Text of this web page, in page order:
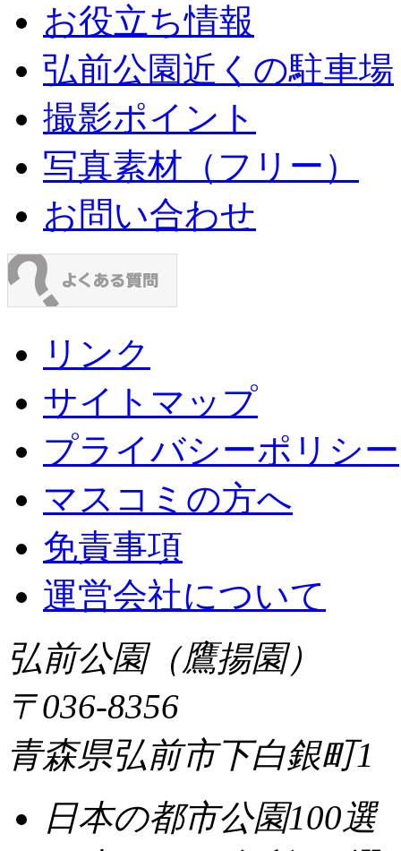
お役立ち情報
弘前公園近くの駐車場
撮影ポイント
写真素材（フリー）
お問い合わせ
リンク
サイトマップ
プライバシーポリシー
マスコミの方へ
免責事項
運営会社について
弘前公園（鷹揚園）
〒036-8356
青森県弘前市下白銀町1
日本の都市公園100選